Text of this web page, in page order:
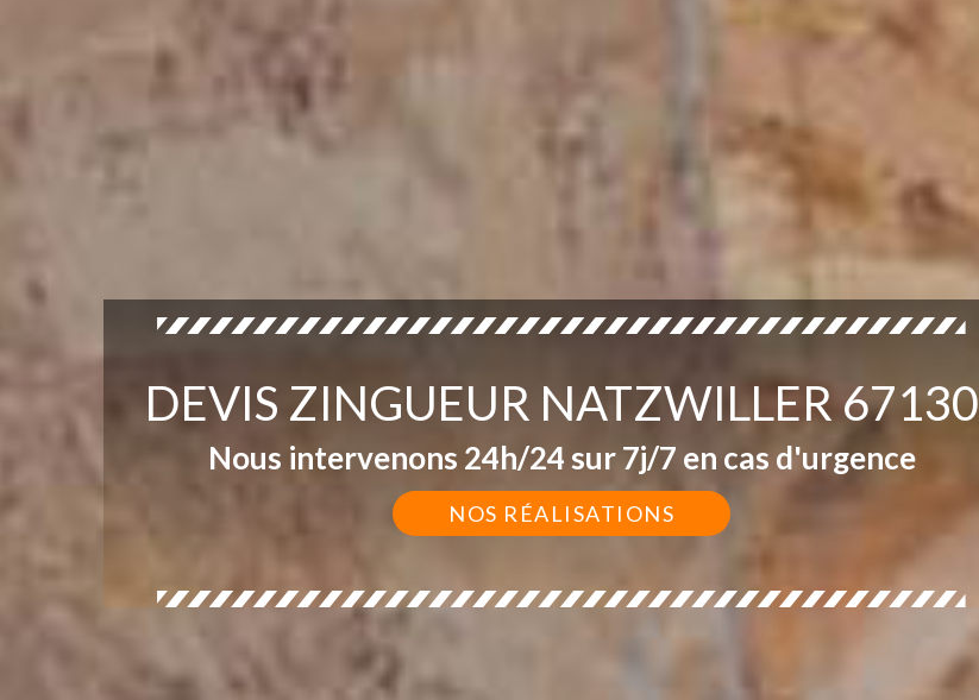
DEVIS ZINGUEUR NATZWILLER 67130
Nous intervenons 24h/24 sur 7j/7 en cas d'urgence
NOS RÉALISATIONS